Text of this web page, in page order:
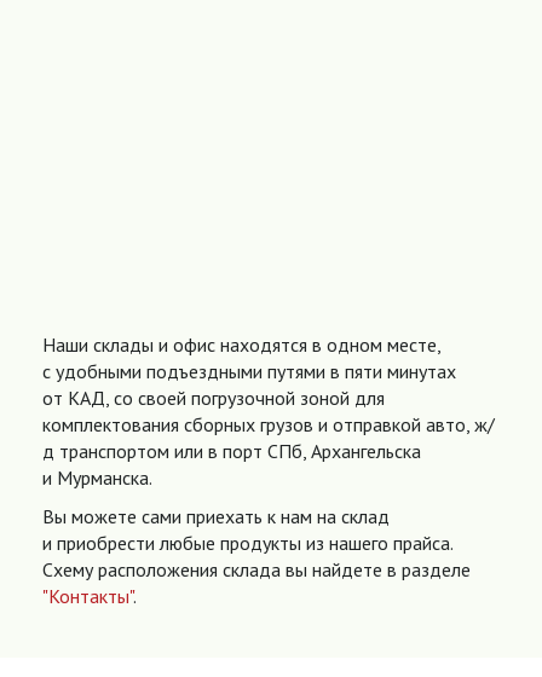
Наши склады и офис находятся в одном месте,
с удобными подъездными путями в пяти минутах
от КАД, со своей погрузочной зоной для
комплектования сборных грузов и отправкой авто, ж/
д транспортом или в порт СПб, Архангельска
и Мурманска.
Вы можете сами приехать к нам на склад
и приобрести любые продукты из нашего прайса.
Схему расположения склада вы найдете в разделе
"Контакты".